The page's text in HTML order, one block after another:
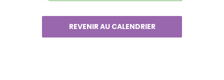
REVENIR AU CALENDRIER